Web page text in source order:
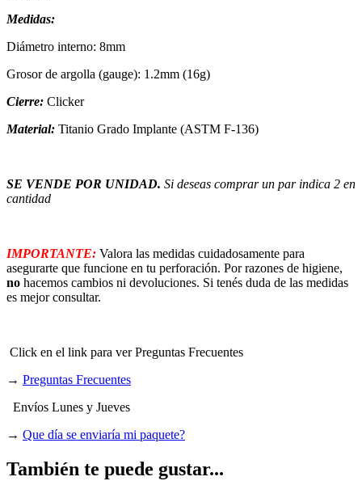
Medidas:
Diámetro interno: 8mm
Grosor de argolla (gauge): 1.2mm (16g)
Cierre: Clicker
Material: Titanio Grado Implante (ASTM F-136)
SE VENDE POR UNIDAD. Si deseas comprar un par indica 2 en
cantidad
IMPORTANTE: Valora las medidas cuidadosamente para
asegurarte que funcione en tu perforación. Por razones de higiene,
no hacemos cambios ni devoluciones. Si tenés duda de las medidas
es mejor consultar.
Click en el link para ver Preguntas Frecuentes
→ Preguntas Frecuentes
Envíos Lunes y Jueves
→ Que día se enviaría mi paquete?
También te puede gustar...